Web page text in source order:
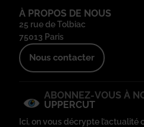
À PROPOS DE NOUS
25 rue de Tolbiac
75013 Paris
Nous contacter
ABONNEZ-VOUS À
UPPERCUT
Ici, on vous décrypte l’actualité